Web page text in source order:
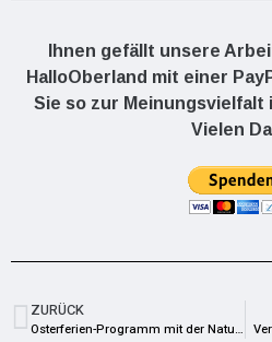
Ihnen gefällt unsere
HalloOberland mit einer
Sie so zur Meinungsvielfalt
Vielen
ZURÜCK
Osterferien-Programm mit der Naturführerin Ilona Herden